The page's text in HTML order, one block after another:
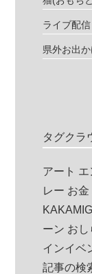
ライブ配信
県外お出
タグクラ
アート エ
レー お金
ーン おし
インイベ
記事の検